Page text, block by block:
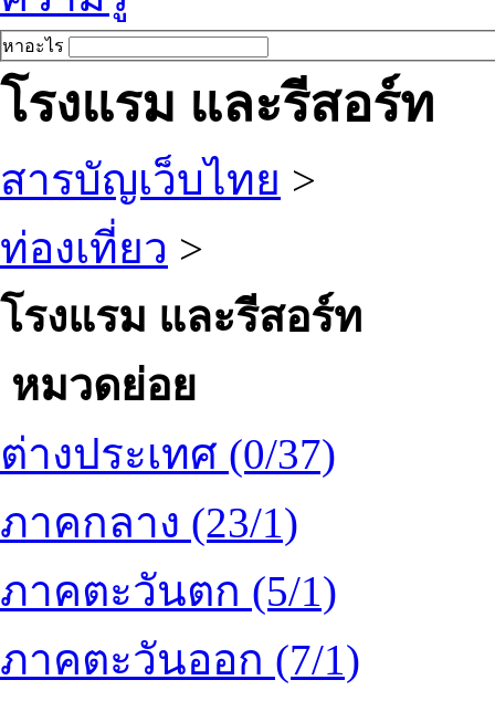
หาอะไร
โรงแรม และรีสอร์ท
สารบัญเว็บไทย >
ท่องเที่ยว >
โรงแรม และรีสอร์ท
หมวดย่อย
ต่างประเทศ (0/37)
ภาคกลาง (23/1)
ภาคตะวันตก (5/1)
ภาคตะวันออก (7/1)